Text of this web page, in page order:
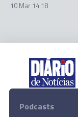
10 Mar 14:18
Podcasts